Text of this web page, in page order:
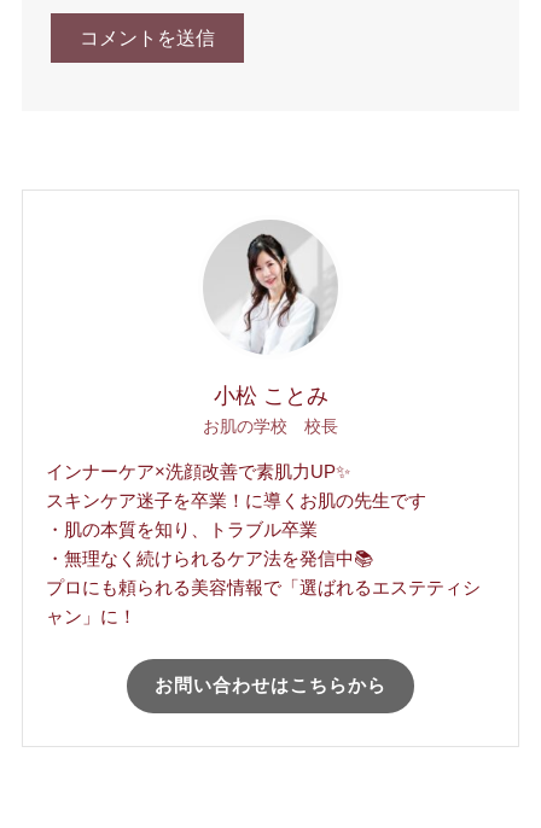
小松 ことみ
お肌の学校 校長
インナーケア×洗顔改善で素肌力UP✨
スキンケア迷子を卒業！に導くお肌の先生です
・肌の本質を知り、トラブル卒業
・無理なく続けられるケア法を発信中📚
プロにも頼られる美容情報で「選ばれるエステティシ
ャン」に！
お問い合わせはこちらから